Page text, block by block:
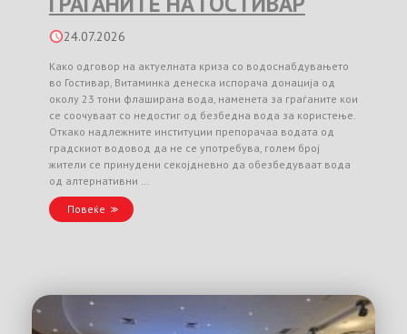
24.07.2026
Како одговор на актуелната криза со водоснабдувањето
во Гостивар, Витаминка денеска испорача донација од
околу 23 тони флаширана вода, наменета за граѓаните кои
се соочуваат со недостиг од безбедна вода за користење.
Откако надлежните институции препорачаа водата од
градскиот водовод да не се употребува, голем број
жители се принудени секојдневно да обезбедуваат вода
од алтернативни …
Повеќе